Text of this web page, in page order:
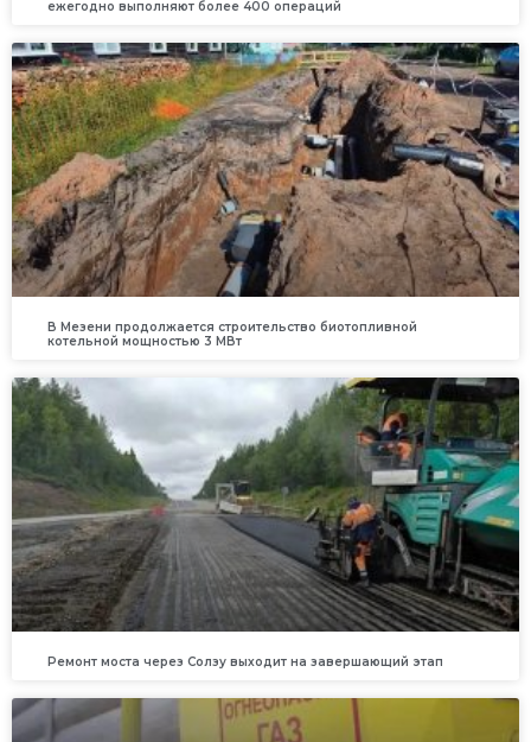
ежегодно выполняют более 400 операций
В Мезени продолжается строительство биотопливной
котельной мощностью 3 МВт
Ремонт моста через Солзу выходит на завершающий этап